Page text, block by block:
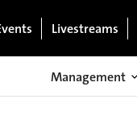
Livestreams
Management